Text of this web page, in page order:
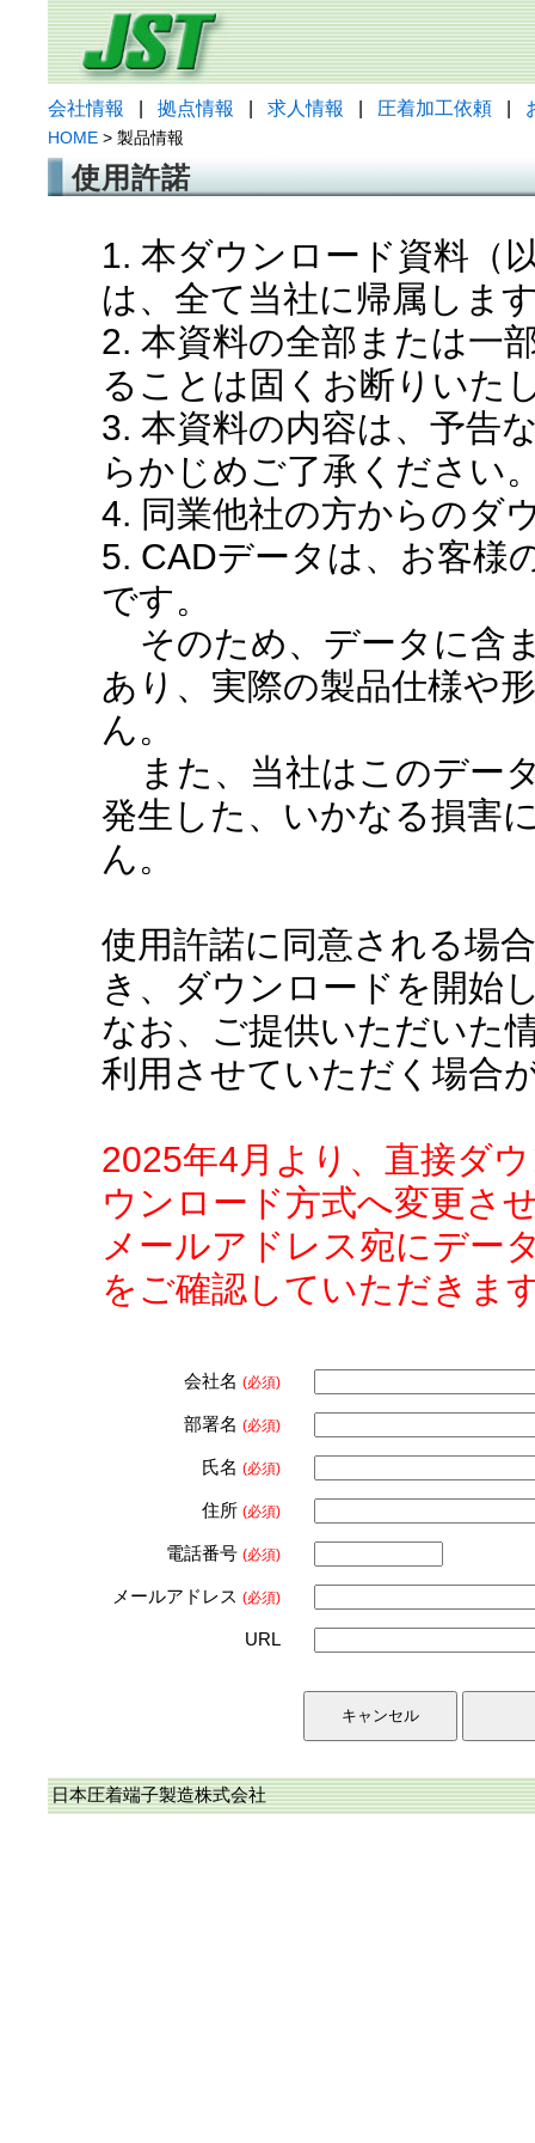
会社情報 拠点情報 求人情報 圧着加工依頼
HOME > 製品情報
使用許諾
1. 本ダウンロード資料（
は、全て当社に帰属しま
2. 本資料の全部または一
ることは固くお断りいた
3. 本資料の内容は、予告
らかじめご了承ください
4. 同業他社の方からのダ
5. CADデータは、お客様
です。
そのため、データに含
あり、実際の製品仕様や
ん。
また、当社はこのデー
発生した、いかなる損害
ん。
使用許諾に同意される場
き、ダウンロードを開始
なお、ご提供いただいた
利用させていただく場合
2025年4月より、直接ダ
ウンロード方式へ変更さ
メールアドレス宛にデー
をご確認していただきま
会社名 (必須)
部署名 (必須)
氏名 (必須)
住所 (必須)
電話番号 (必須)
メールアドレス (必須)
URL
日本圧着端子製造株式会社